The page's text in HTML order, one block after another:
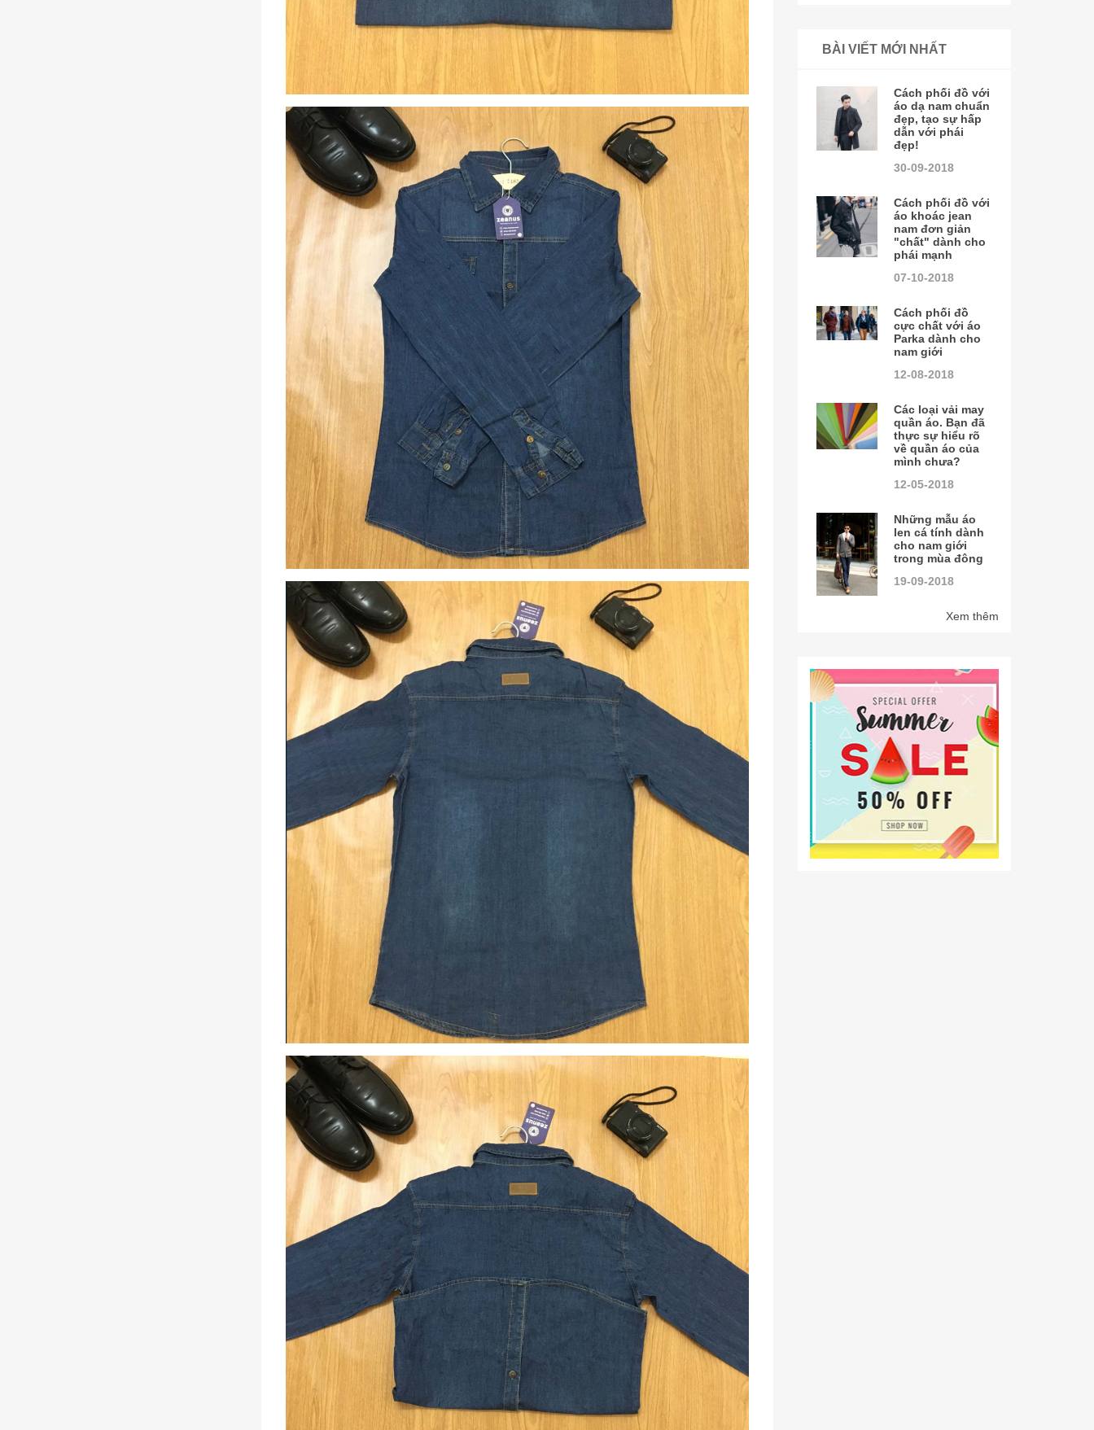
BÀI VIẾT MỚI NHẤT
Cách phối đồ với
áo dạ nam chuẩn
đẹp, tạo sự hấp
dẫn với phái
đẹp!
30-09-2018
Cách phối đồ với
áo khoác jean
nam đơn giản
"chất" dành cho
phái mạnh
07-10-2018
Cách phối đồ
cực chất với áo
Parka dành cho
nam giới
12-08-2018
Các loại vải may
quần áo. Bạn đã
thực sự hiểu rõ
về quần áo của
mình chưa?
12-05-2018
Những mẫu áo
len cá tính dành
cho nam giới
trong mùa đông
19-09-2018
Xem thêm